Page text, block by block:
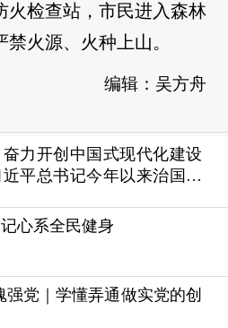
火检查站，市民进入森林
火源、火种上山。
编辑：吴方舟